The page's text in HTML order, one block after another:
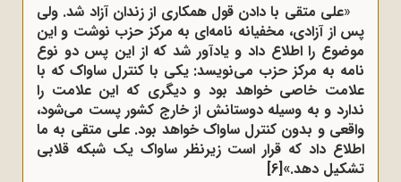
«علی متقی با دادن قول همکاری از زندان آزاد شد. ولی
پس از آزادی، مخفیانه نامه‌ای به مرکز حزب نوشت و این
موضوع را اطلاع داد و یادآور شد که از این پس دو نوع
نامه به مرکز حزب می‌نویسد: یکی با کنترل ساواک که با
علامت‌ خاصی خواهد بود و دیگری که این علامت را
ندارد و به وسیله دوستانش از خارج کشور پست می‌شود،
واقعی و بدون کنترل ساواک خواهد بود. علی متقی به ما
اطلاع داد که قرار است زیرنظر ساواک یک شبکه قلابی
تشکیل دهد.»[6]